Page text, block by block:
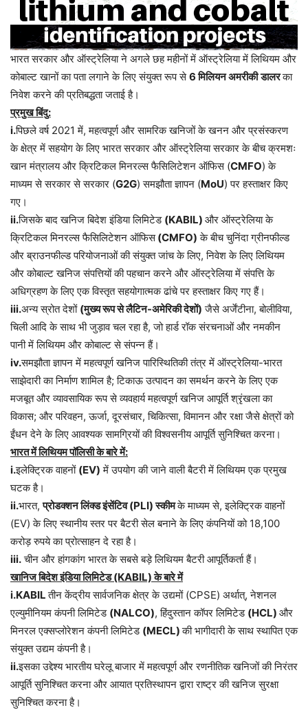
भारत सरकार और ऑस्ट्रेलिया ने अगले छह महीनों में ऑस्ट्रेलिया में लिथियम और
कोबाल्ट खानों का पता लगाने के लिए संयुक्त रूप से6 मिलियन अमरीकी डालरका
निवेश करने की प्रतिबद्धता जताई है।
प्रमुख बिंदु:
i.पिछले वर्ष 2021 में, महत्वपूर्ण और सामरिक खनिजों के खनन और प्रसंस्करण
के क्षेत्र में सहयोग के लिए भारत सरकार और ऑस्ट्रेलिया सरकार के बीच क्रमशः
खान मंत्रालय और क्रिटिकल मिनरल्स फैसिलिटेशन ऑफिस (CMFO) के
माध्यम से सरकार से सरकार (G2G) समझौता ज्ञापन (MoU) पर हस्ताक्षर किए
गए।
ii.जिसके बाद खनिज बिदेश इंडिया लिमिटेड (KABIL) और ऑस्ट्रेलिया के
क्रिटिकल मिनरल्स फैसिलिटेशन ऑफिस(CMFO) के बीच चुनिंदा ग्रीनफील्ड
और ब्राउनफील्ड परियोजनाओं की संयुक्त जांच के लिए, निवेश के लिए लिथियम
और कोबाल्ट खनिज संपत्तियों की पहचान करने और ऑस्ट्रेलिया में संपत्ति के
अधिग्रहण के लिए एक विस्तृत सहयोगात्मक ढांचे पर हस्ताक्षर किए गए हैं।
iii.अन्य स्रोत देशों (मुख्य रूप से लैटिन-अमेरिकी देशों) जैसे अर्जेंटीना, बोलीविया,
चिली आदि के साथ भी जुड़ाव चल रहा है, जो हार्ड रॉक संरचनाओं और नमकीन
पानी में लिथियम और कोबाल्ट से संपन्न हैं।
iv.समझौता ज्ञापन में महत्वपूर्ण खनिज पारिस्थितिकी तंत्र में ऑस्ट्रेलिया-भारत
साझेदारी का निर्माण शामिल है; टिकाऊ उत्पादन का समर्थन करने के लिए एक
मजबूत और व्यावसायिक रूप से व्यवहार्य महत्वपूर्ण खनिज आपूर्ति श्रृंखला का
विकास; और परिवहन, ऊर्जा, दूरसंचार, चिकित्सा, विमानन और रक्षा जैसे क्षेत्रों को
ईंधन देने के लिए आवश्यक सामग्रियों की विश्वसनीय आपूर्ति सुनिश्चित करना।
भारत में लिथियम पॉलिसी के बारे में:
i.इलेक्ट्रिक वाहनों (EV) में उपयोग की जाने वाली बैटरी में लिथियम एक प्रमुख
घटक है।
ii.भारत,प्रोडक्शन लिंक्ड इंसेंटिव (PLI) स्कीमके माध्यम से, इलेक्ट्रिक वाहनों
(EV) के लिए स्थानीय स्तर पर बैटरी सेल बनाने के लिए कंपनियों को 18,100
करोड़ रुपये का प्रोत्साहन दे रहा है।
iii.चीन और हांगकांग भारत के सबसे बड़े लिथियम बैटरी आपूर्तिकर्ता हैं।
खानिज बिदेश इंडिया लिमिटेड (KABIL) के बारे में
i.KABILतीन केंद्रीय सार्वजनिक क्षेत्र के उद्यमों (CPSE) अर्थात्, नेशनल
एल्युमीनियम कंपनी लिमिटेड (NALCO), हिंदुस्तान कॉपर लिमिटेड (HCL) और
मिनरल एक्सप्लोरेशन कंपनी लिमिटेड (MECL)की भागीदारी के साथ स्थापित एक
संयुक्त उद्यम कंपनी है।
ii.इसका उद्देश्य भारतीय घरेलू बाजार में महत्वपूर्ण और रणनीतिक खनिजों की निरंतर
आपूर्ति सुनिश्चित करना और आयात प्रतिस्थापन द्वारा राष्ट्र की खनिज सुरक्षा
सुनिश्चित करना है।